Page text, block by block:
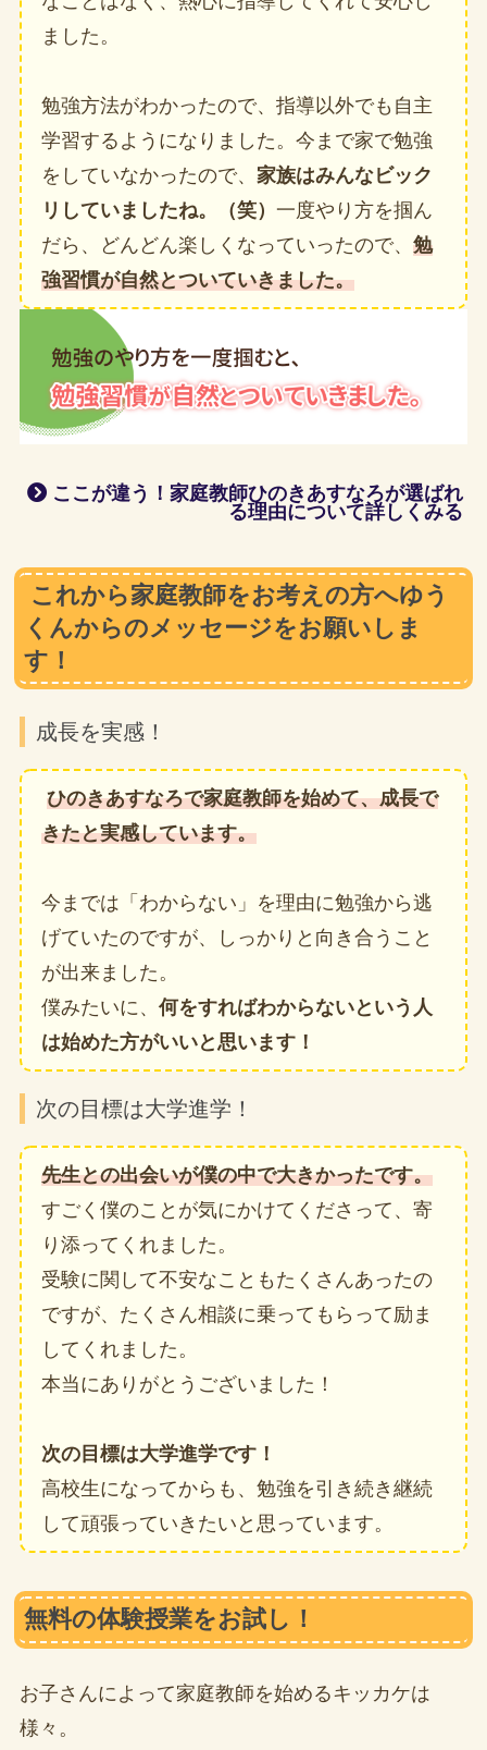
ました。
勉強方法がわかったので、指導以外でも自主
学習するようになりました。今まで家で勉強
をしていなかったので、 家族はみんなビック
リしていましたね。（笑） 一度やり方を掴ん
だら、どんどん楽しくなっていったので、 勉
強習慣が自然とついていきました。
ここが違う！家庭教師ひのきあすなろが選ばれ
る理由について詳しくみる
これから家庭教師をお考えの方へゆう
くんからのメッセージをお願いしま
す！
成長を実感！
ひのきあすなろで家庭教師を始めて、成長で
きたと実感しています。
今までは「わからない」を理由に勉強から逃
げていたのですが、しっかりと向き合うこと
が出来ました。
僕みたいに、 何をすればわからないという人
は始めた方がいいと思います！
次の目標は大学進学！
先生との出会いが僕の中で大きかったです。
すごく僕のことが気にかけてくださって、寄
り添ってくれました。
受験に関して不安なこともたくさんあったの
ですが、たくさん相談に乗ってもらって励ま
してくれました。
本当にありがとうございました！
次の目標は大学進学です！
高校生になってからも、勉強を引き続き継続
して頑張っていきたいと思っています。
無料の体験授業をお試し！
お子さんによって家庭教師を始めるキッカケは
様々。